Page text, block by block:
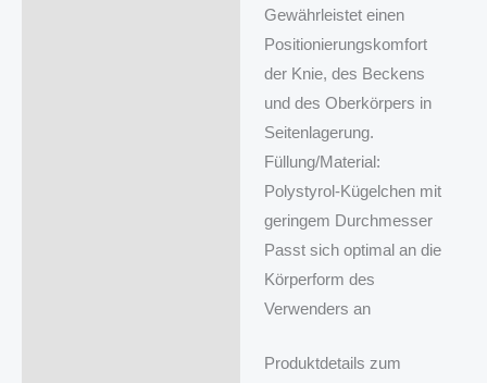
Gewährleistet einen
Positionierungskomfort
der Knie, des Beckens
und des Oberkörpers in
Seitenlagerung.
Füllung/Material:
Polystyrol-Kügelchen mit
geringem Durchmesser
Passt sich optimal an die
Körperform des
Verwenders an
Produktdetails zum